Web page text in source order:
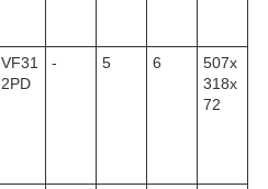
VF31
2PD
- 5 6
507x
318x
72